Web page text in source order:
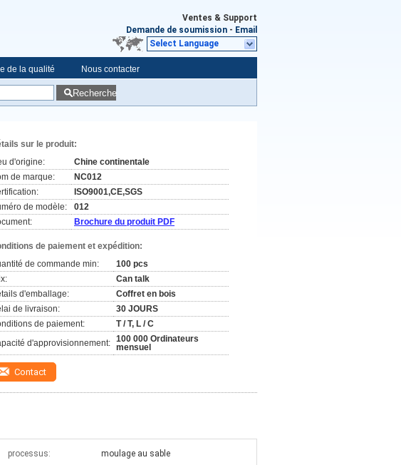
Ventes & Support
Demande de soumission - Email
Select Language
de la qualité Nous contacter
Recherche
sur le produit:
d'origine:
Chine continentale
de marque:
NC012
ISO9001,CE,SGS
de modèle:
012
Brochure du produit PDF
de paiement et expédition:
de commande min:
100 pcs
Can talk
d'emballage:
Coffret en bois
de livraison:
30 JOURS
de paiement:
T / T, L / C
d'approvisionnement: 100 000 Ordinateurs
mensuel
Contact
processus: moulage au sable